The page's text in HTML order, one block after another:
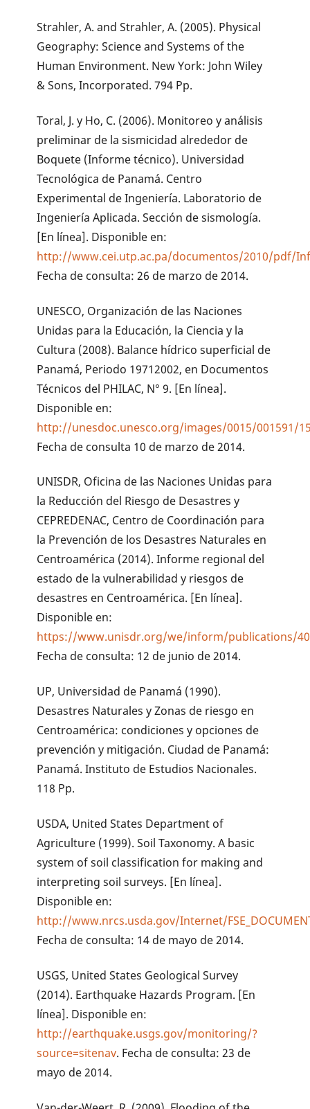
Strahler, A. and Strahler, A. (2005). Physical
Geography: Science and Systems of the
Human Environment. New York: John Wiley
& Sons, Incorporated. 794 Pp.
Toral, J. y Ho, C. (2006). Monitoreo y análisis
preliminar de la sismicidad alrededor de
Boquete (Informe técnico). Universidad
Tecnológica de Panamá. Centro
Experimental de Ingeniería. Laboratorio de
Ingeniería Aplicada. Sección de sismología.
[En línea]. Disponible en:
http://www.cei.utp.ac.pa/documentos/2010/pdf/
Fecha de consulta: 26 de marzo de 2014.
UNESCO, Organización de las Naciones
Unidas para la Educación, la Ciencia y la
Cultura (2008). Balance hídrico superficial de
Panamá, Periodo 19712002, en Documentos
Técnicos del PHILAC, N° 9. [En línea].
Disponible en:
http://unesdoc.unesco.org/images/0015/001591/
Fecha de consulta 10 de marzo de 2014.
UNISDR, Oficina de las Naciones Unidas para
la Reducción del Riesgo de Desastres y
CEPREDENAC, Centro de Coordinación para
la Prevención de los Desastres Naturales en
Centroamérica (2014). Informe regional del
estado de la vulnerabilidad y riesgos de
desastres en Centroamérica. [En línea].
Disponible en:
https://www.unisdr.org/we/inform/publications/
Fecha de consulta: 12 de junio de 2014.
UP, Universidad de Panamá (1990).
Desastres Naturales y Zonas de riesgo en
Centroamérica: condiciones y opciones de
prevención y mitigación. Ciudad de Panamá:
Panamá. Instituto de Estudios Nacionales.
118 Pp.
USDA, United States Department of
Agriculture (1999). Soil Taxonomy. A basic
system of soil classification for making and
interpreting soil surveys. [En línea].
Disponible en:
http://www.nrcs.usda.gov/Internet/
Fecha de consulta: 14 de mayo de 2014.
USGS, United States Geological Survey
(2014). Earthquake Hazards Program. [En
línea]. Disponible en:
http://earthquake.usgs.gov/monitoring/?
source=sitenav. Fecha de consulta: 23 de
mayo de 2014.